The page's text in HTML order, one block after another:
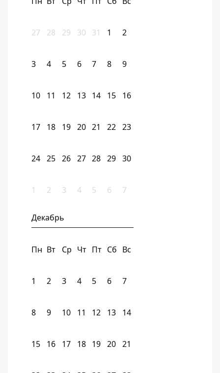
27 28 29 30 31 1 2
3 4 5 6 7 8 9
10 11 12 13 14 15 16
17 18 19 20 21 22 23
24 25 26 27 28 29 30
1 2 3 4 5 6 7
Декабрь
Пн Вт Ср Чт Пт Сб Вс
1 2 3 4 5 6 7
8 9 10 11 12 13 14
15 16 17 18 19 20 21